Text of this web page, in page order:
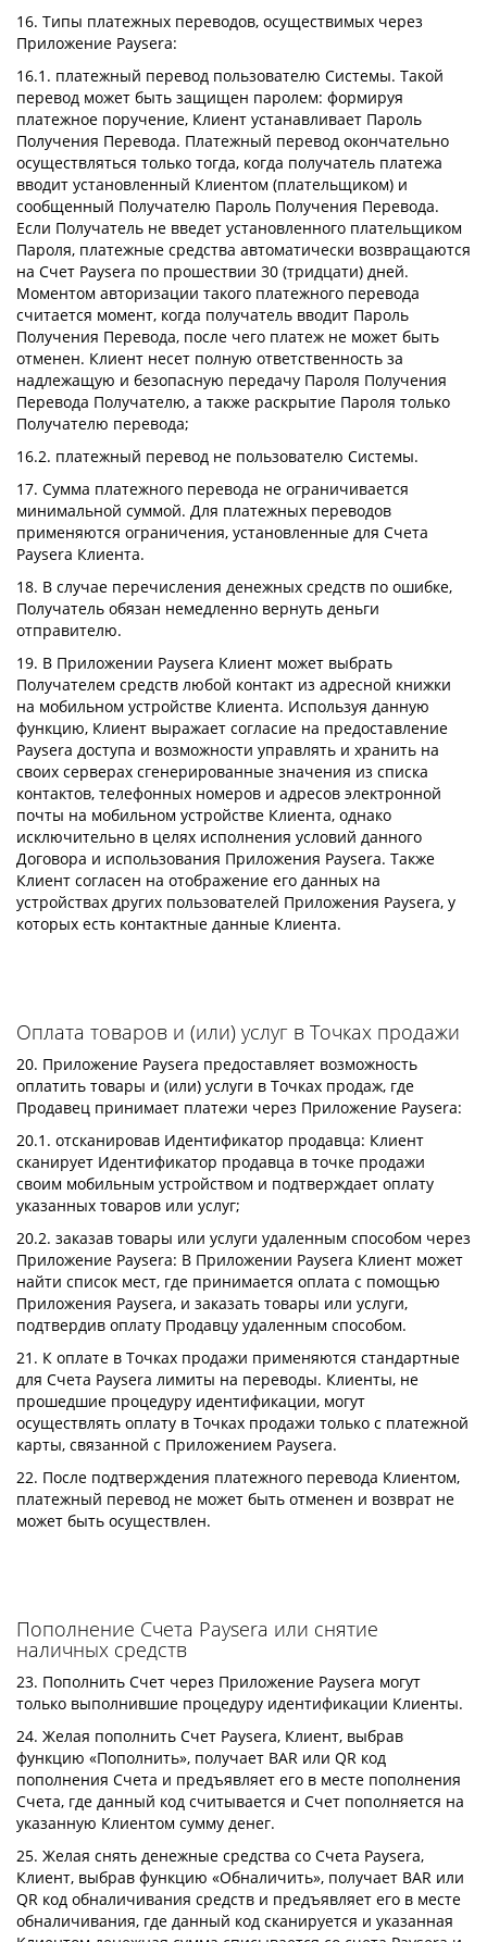
16. Типы платежных переводов, осуществимых через
Приложение Paysera:
16.1. платежный перевод пользователю Системы. Такой
перевод может быть защищен паролем: формируя
платежное поручение, Клиент устанавливает Пароль
Получения Перевода. Платежный перевод окончательно
осуществляться только тогда, когда получатель платежа
вводит установленный Клиентом (плательщиком) и
сообщенный Получателю Пароль Получения Перевода.
Если Получатель не введет установленного плательщиком
Пароля, платежные средства автоматически возвращаются
на Счет Paysera по прошествии 30 (тридцати) дней.
Моментом авторизации такого платежного перевода
считается момент, когда получатель вводит Пароль
Получения Перевода, после чего платеж не может быть
отменен. Клиент несет полную ответственность за
надлежащую и безопасную передачу Пароля Получения
Перевода Получателю, а также раскрытие Пароля только
Получателю перевода;
16.2. платежный перевод не пользователю Системы.
17. Сумма платежного перевода не ограничивается
минимальной суммой. Для платежных переводов
применяются ограничения, установленные для Счета
Paysera Клиента.
18. В случае перечисления денежных средств по ошибке,
Получатель обязан немедленно вернуть деньги
отправителю.
19. В Приложении Paysera Клиент может выбрать
Получателем средств любой контакт из адресной книжки
на мобильном устройстве Клиента. Используя данную
функцию, Клиент выражает согласие на предоставление
Paysera доступа и возможности управлять и хранить на
своих серверах сгенерированные значения из списка
контактов, телефонных номеров и адресов электронной
почты на мобильном устройстве Клиента, однако
исключительно в целях исполнения условий данного
Договора и использования Приложения Paysera. Также
Клиент согласен на отображение его данных на
устройствах других пользователей Приложения Paysera, у
которых есть контактные данные Клиента.
Оплата товаров и (или) услуг в Точках продажи
20. Приложение Paysera предоставляет возможность
оплатить товары и (или) услуги в Точках продаж, где
Продавец принимает платежи через Приложение Paysera:
20.1. отсканировав Идентификатор продавца: Клиент
сканирует Идентификатор продавца в точке продажи
своим мобильным устройством и подтверждает оплату
указанных товаров или услуг;
20.2. заказав товары или услуги удаленным способом через
Приложение Paysera: В Приложении Paysera Клиент может
найти список мест, где принимается оплата с помощью
Приложения Paysera, и заказать товары или услуги,
подтвердив оплату Продавцу удаленным способом.
21. К оплате в Точках продажи применяются стандартные
для Счета Paysera лимиты на переводы. Клиенты, не
прошедшие процедуру идентификации, могут
осуществлять оплату в Точках продажи только с платежной
карты, связанной с Приложением Paysera.
22. После подтверждения платежного перевода Клиентом,
платежный перевод не может быть отменен и возврат не
может быть осуществлен.
Пополнение Счета Paysera или снятие
наличных средств
23. Пополнить Счет через Приложение Paysera могут
только выполнившие процедуру идентификации Клиенты.
24. Желая пополнить Счет Paysera, Клиент, выбрав
функцию «Пополнить», получает BAR или QR код
пополнения Счета и предъявляет его в месте пополнения
Счета, где данный код считывается и Счет пополняется на
указанную Клиентом сумму денег.
25. Желая снять денежные средства со Счета Paysera,
Клиент, выбрав функцию «Обналичить», получает BAR или
QR код обналичивания средств и предъявляет его в месте
обналичивания, где данный код сканируется и указанная